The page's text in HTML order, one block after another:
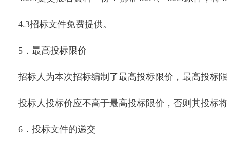
4.3招标文件免费提供。
5．最高投标限价
招标人为本次招标编制了最高投标限价，最高投
投标人投标价应不高于最高投标限价，否则其投标
6．投标文件的递交